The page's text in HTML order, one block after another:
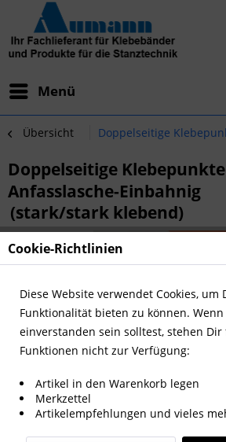
Menü
Übersicht Doppelseitige
Doppelseitige
Anfasslasche-Einbahnig
(stark/stark klebend)
Cookie-Richtlinien
Diese Website verwendet Cookies,
Funktionalität bieten zu können.
einverstanden sein solltest, stehen Dir
Funktionen nicht zur Verfügung:
Artikel in den Warenkorb legen
Merkzettel
Artikelempfehlungen und vieles